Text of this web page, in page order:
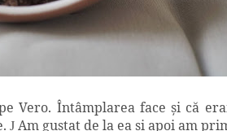
Vero. Întâmplarea face şi că
J Am gustat de la ea şi apoi am